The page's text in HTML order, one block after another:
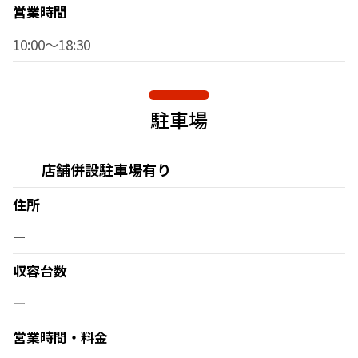
営業時間
10:00～18:30
駐車場
店舗併設駐車場有り
住所
ー
収容台数
ー
営業時間・料金